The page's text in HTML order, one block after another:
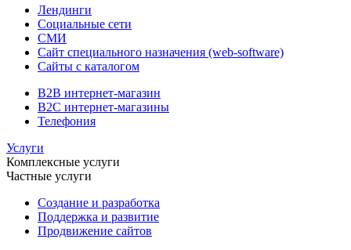
Лендинги
Социальные сети
СМИ
Сайт специального назначения (web-software)
Сайты с каталогом
B2B интернет-магазин
B2C интернет-магазины
Телефония
Услуги
Комплексные услуги
Частные услуги
Создание и разработка
Поддержка и развитие
Продвижение сайтов